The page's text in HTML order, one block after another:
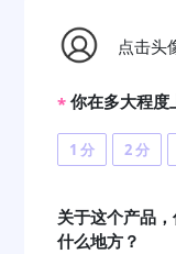
点击头
* 你在多大程度
1 分 2 分
关于这个产品
什么地方？